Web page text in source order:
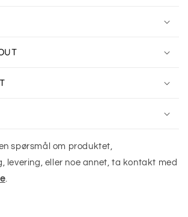
spørsmål om produktet,
levering, eller noe annet, ta kontakt med
.